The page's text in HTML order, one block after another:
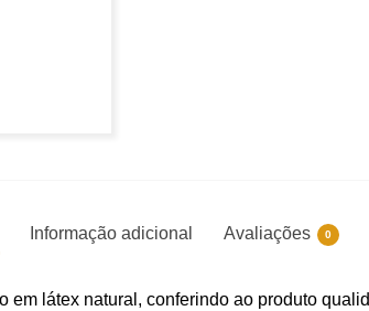
Informação adicional Avaliações 0
em látex natural, conferindo ao produto